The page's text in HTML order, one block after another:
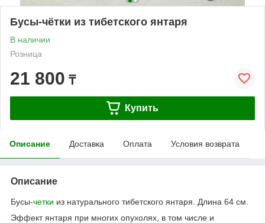
Бусы-чётки из тибетского янтаря
В наличии
Розница
21 800 ₸
Купить
Описание Доставка Оплата Условия возврата
Описание
Бусы-четки из натурального тибетского янтаря. Длина 64 см.
Эффект янтаря при многих опухолях, в том числе и